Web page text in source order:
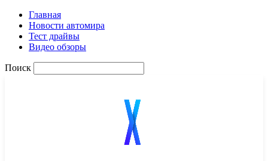
Главная
Новости автомира
Тест драйвы
Видео обзоры
Поиск